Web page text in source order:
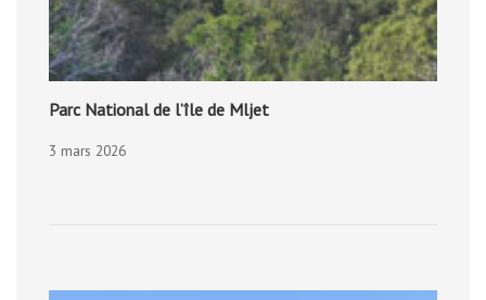
Parc National de l’île de Mljet
3 mars 2026